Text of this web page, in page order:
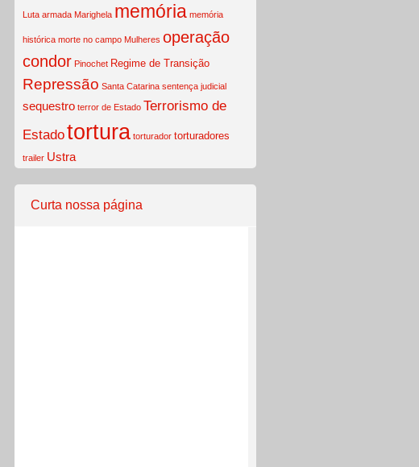
Luta armada Marighela memória memória
histórica morte no campo Mulheres operação
condor Pinochet Regime de Transição
Repressão Santa Catarina sentença judicial
sequestro terror de Estado Terrorismo de
Estadotortura torturador torturadores
trailer Ustra
Curta nossa página